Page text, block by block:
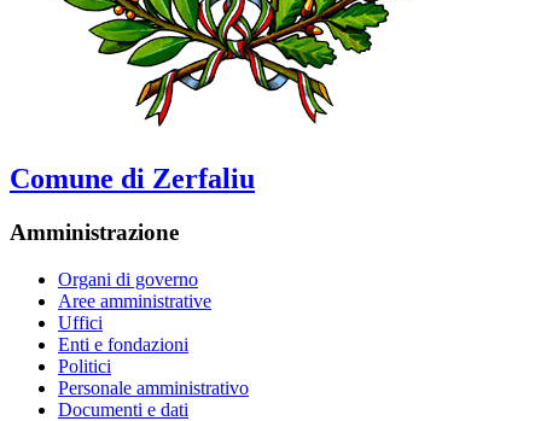
Comune di Zerfaliu
Amministrazione
Organi di governo
Aree amministrative
Uffici
Enti e fondazioni
Politici
Personale amministrativo
Documenti e dati